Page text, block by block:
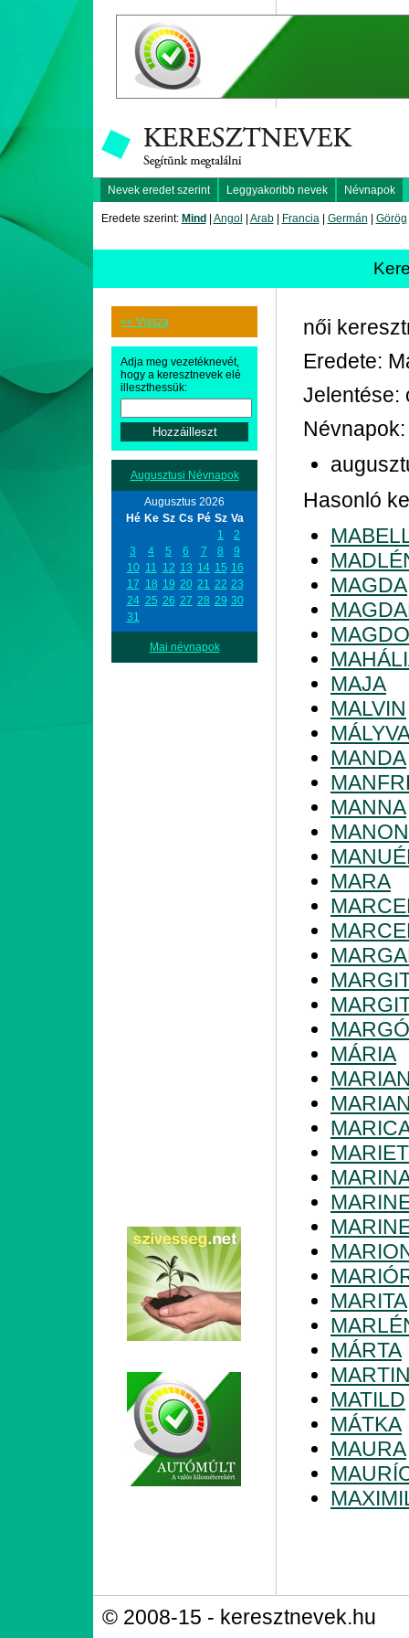
Nevek eredet szerint Leggyakoribb nevek Névnapok
Eredete szerint: Mind Angol Arab| Francia| Germán Görög
<< Vissza
Adja meg vezetéknevét,
hogy a keresztnevek elé
illeszthessük:
Augusztusi Névnapok
Augusztus 2026
Hé Ke Sz Cs Pé Sz Va
1
2
3
4 5 6 7 8
9
10 11 12 13 14 15 16
17 18 19 20 21 22 23
24 25 26 27 28 29 30
31
Mai névnapok
női
Eredete:
Jelentése:
Névnapok:
Hasonló
MAGDA
MAJA
MALVIN
MANDA
MANNA
MANON
MARA
MARGÓ
MÁRIA
MARITA
MÁRTA
MATILD
MÁTKA
MAURA
© 2008-15 - keresztnevek.hu